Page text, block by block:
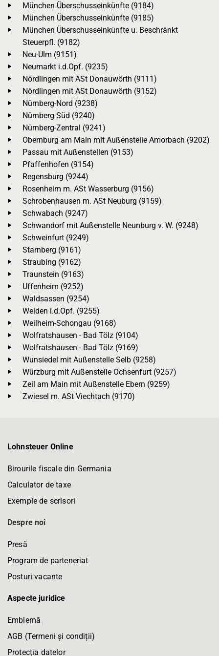
München Überschusseinkünfte (9184)
München Überschusseinkünfte (9185)
München Überschusseinkünfte u. Beschränkt
Steuerpfl. (9182)
Neu-Ulm (9151)
Neumarkt i.d.Opf. (9235)
Nördlingen mit ASt Donauwörth (9111)
Nördlingen mit ASt Donauwörth (9152)
Nürnberg-Nord (9238)
Nürnberg-Süd (9240)
Nürnberg-Zentral (9241)
Obernburg am Main mit Außenstelle Amorbach (9202)
Passau mit Außenstellen (9153)
Pfaffenhofen (9154)
Regensburg (9244)
Rosenheim m. ASt Wasserburg (9156)
Schrobenhausen m. ASt Neuburg (9159)
Schwabach (9247)
Schwandorf mit Außenstelle Neunburg v. W. (9248)
Schweinfurt (9249)
Starnberg (9161)
Straubing (9162)
Traunstein (9163)
Uffenheim (9252)
Waldsassen (9254)
Weiden i.d.Opf. (9255)
Weilheim-Schongau (9168)
Wolfratshausen - Bad Tölz (9104)
Wolfratshausen - Bad Tölz (9169)
Wunsiedel mit Außenstelle Selb (9258)
Würzburg mit Außenstelle Ochsenfurt (9257)
Zeil am Main mit Außenstelle Ebern (9259)
Zwiesel m. ASt Viechtach (9170)
Lohnsteuer Online
Birourile fiscale din Germania
Calculator de taxe
Exemple de scrisori
Despre noi
Presă
Program de parteneriat
Posturi vacante
Aspecte juridice
Emblemă
AGB (Termeni și condiții)
Protecția datelor